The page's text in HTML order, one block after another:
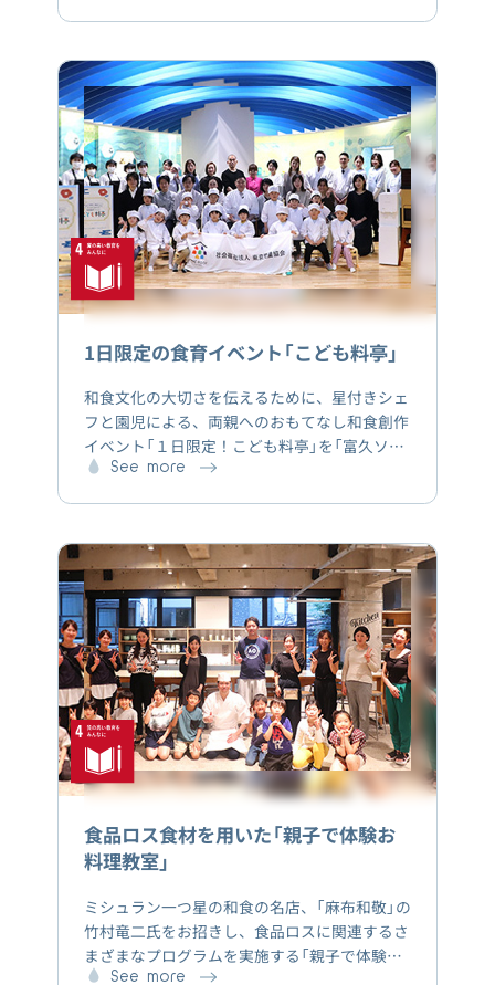
阪市内での共同配送を開始しました。両社の配
送効率の向上により、大阪市内の配送車両を年
間約2,000台削減することができるようになり
ます。
1日限定の食育イベント「こども料亭」
和食文化の大切さを伝えるために、星付きシェ
フと園児による、両親へのおもてなし和食創作
イベント「１日限定！こども料亭」を「富久ソラ
のこども園ちいさなうちゅう」にて実施いたし
「西麻布 大竹」の大竹達也氏が考案した「一汁三
菜」のレシピをもとに、両親への感謝の気持ち
を込めて和食料理を振る舞いました。会場には
和紙に印刷された「お品書き」や和柄の折り紙で
作った「箸置き」などを用意し、参加者の皆さん
に料亭の雰囲気を楽しんでいただいたほか、大
竹氏によるいわし捌きの実演や、参加者からの
質問コーナーなども実施し、日本の誇る和食文
化を知っていただく機会を提供しました。
See more
食品ロス食材を用いた「親子で体験お
料理教室」
ミシュラン一つ星の和食の名店、「麻布和敬」の
竹村竜二氏をお招きし、食品ロスに関連するさ
まざまなプログラムを実施する「親子で体験お
料理教室」を開催いたしました。当日は、プレ
See more